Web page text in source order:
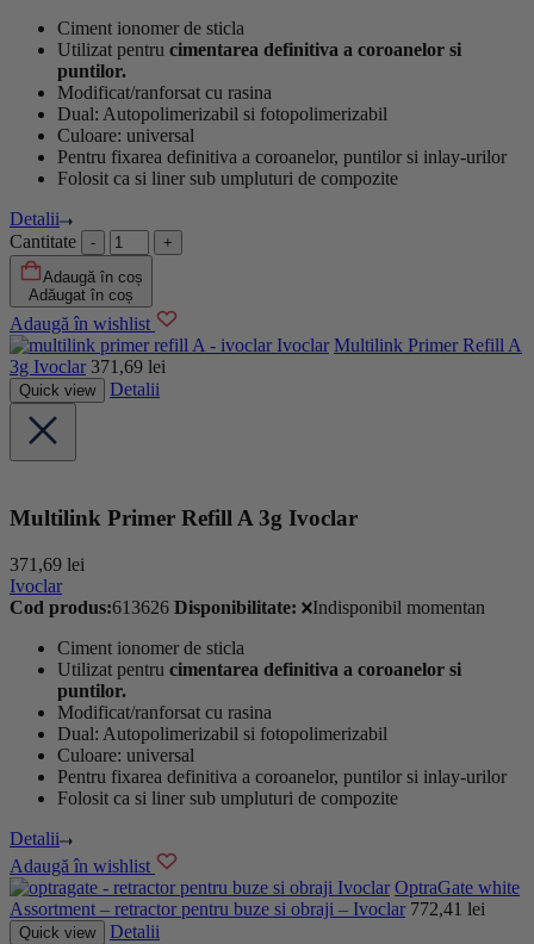
Ciment ionomer de sticla
Utilizat pentru cimentarea definitiva a coroanelor si
puntilor.
Modificat/ranforsat cu rasina
Dual: Autopolimerizabil si fotopolimerizabil
Culoare: universal
Pentru fixarea definitiva a coroanelor, puntilor si inlay-urilor
Folosit ca si liner sub umpluturi de compozite
Detalii
Cantitate
Adaugă în coș
Adăugat în coș
Adaugă în wishlist
Ivoclar Multilink Primer Refill A
3g Ivoclar 371,69 lei
Quick view Detalii
Multilink Primer Refill A 3g Ivoclar
371,69 lei
Ivoclar
Cod produs:613626 Disponibilitate:
Indisponibil momentan
Ciment ionomer de sticla
Utilizat pentru cimentarea definitiva a coroanelor si
puntilor.
Modificat/ranforsat cu rasina
Dual: Autopolimerizabil si fotopolimerizabil
Culoare: universal
Pentru fixarea definitiva a coroanelor, puntilor si inlay-urilor
Folosit ca si liner sub umpluturi de compozite
Detalii
Adaugă în wishlist
Ivoclar OptraGate white
Assortment – retractor pentru buze si obraji – Ivoclar 772,41 lei
Quick view Detalii